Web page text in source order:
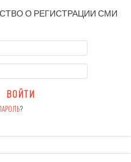
О РЕГИСТРАЦИИСМИ
ВОЙТИ
?